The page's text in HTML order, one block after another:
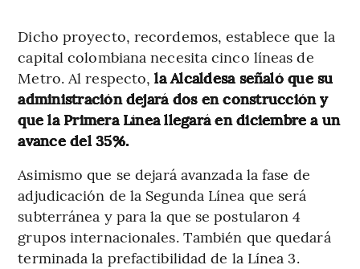
Dicho proyecto, recordemos, establece que la
capital colombiana necesita cinco líneas de
Metro. Al respecto,la Alcaldesa señaló que su
administración dejará dos en construcción y
que la Primera Línea llegará en diciembre a un
avance del 35%.
Asimismo que se dejará avanzada la fase de
adjudicación de la Segunda Línea que será
subterránea y para la que se postularon 4
grupos internacionales. También que quedará
terminada la prefactibilidad de la Línea 3.